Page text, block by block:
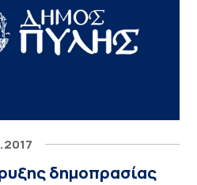
δημοπρασίας